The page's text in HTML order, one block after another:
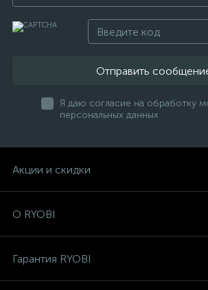
Отправить
Я даю согласие на обработку
персональных данных
Акции и скидки
О RYOBI
Гарантия RYOBI